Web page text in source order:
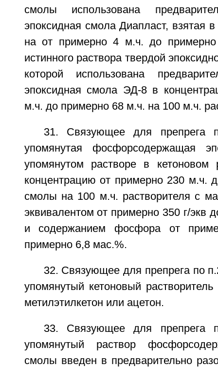
смолы использована
эпоксидная смола Диапласт, взятая
на от примерно 4 м.ч. до примерно
истинного раствора твердой
которой использована
эпоксидная смола ЭД-8 в
м.ч. до примерно 68 м.ч. на 100 м.ч.
31. Связующее для препрега
упомянутая фосфорсодержащая
упомянутом растворе в кетоновом
концентрацию от примерно 230 м.ч.
смолы на 100 м.ч. растворителя с
эквивалентом от примерно 350 г/экв
и содержанием фосфора от
примерно 6,8 мас.%.
32. Связующее для препрега по
упомянутый кетоновый
метилэтилкетон или ацетон.
33. Связующее для препрега
упомянутый раствор
смолы введен в предварительно